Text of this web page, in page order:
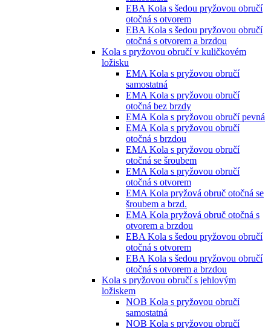
EBA Kola s šedou pryžovou obručí
otočná s otvorem
EBA Kola s šedou pryžovou obručí
otočná s otvorem a brzdou
Kola s pryžovou obručí v kuličkovém
ložisku
EMA Kola s pryžovou obručí
samostatná
EMA Kola s pryžovou obručí
otočná bez brzdy
EMA Kola s pryžovou obručí pevná
EMA Kola s pryžovou obručí
otočná s brzdou
EMA Kola s pryžovou obručí
otočná se šroubem
EMA Kola s pryžovou obručí
otočná s otvorem
EMA Kola pryžová obruč otočná se
šroubem a brzd.
EMA Kola pryžová obruč otočná s
otvorem a brzdou
EBA Kola s šedou pryžovou obručí
otočná s otvorem
EBA Kola s šedou pryžovou obručí
otočná s otvorem a brzdou
Kola s pryžovou obručí s jehlovým
ložiskem
NOB Kola s pryžovou obručí
samostatná
NOB Kola s pryžovou obručí